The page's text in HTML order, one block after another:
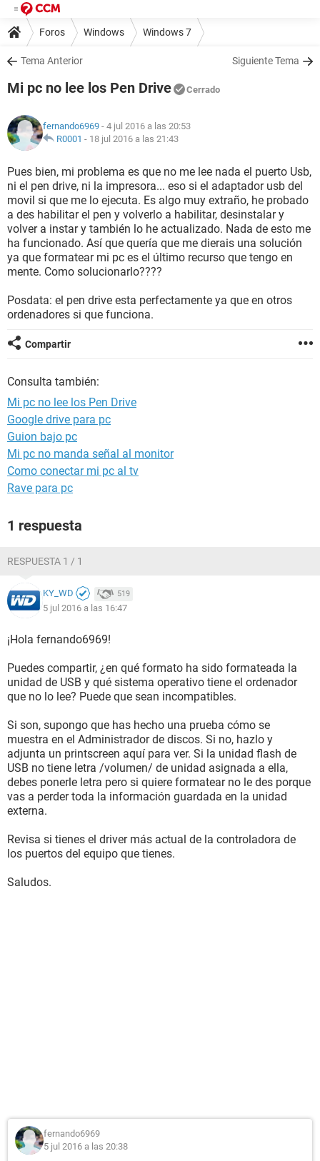
Foros Windows Windows 7
Tema Anterior Siguiente Tema
Mi pc no lee los Pen Drive Cerrado
fernando6969 - 4 jul 2016 a las 20:53
R0001 - 18 jul 2016 a las 21:43
Pues bien, mi problema es que no me lee nada el puerto Usb,
ni el pen drive, ni la impresora... eso si el adaptador usb del
movil si que me lo ejecuta. Es algo muy extraño, he probado
a des habilitar el pen y volverlo a habilitar, desinstalar y
volver a instar y también lo he actualizado. Nada de esto me
ha funcionado. Así que quería que me dierais una solución
ya que formatear mi pc es el último recurso que tengo en
mente. Como solucionarlo????
Posdata: el pen drive esta perfectamente ya que en otros
ordenadores si que funciona.
Compartir
Consulta también:
Mi pc no lee los Pen Drive
Google drive para pc
Guion bajo pc
Mi pc no manda señal al monitor
Como conectar mi pc al tv
Rave para pc
1 respuesta
RESPUESTA 1 / 1
KY_WD 519
5 jul 2016 a las 16:47
¡Hola fernando6969!
Puedes compartir, ¿en qué formato ha sido formateada la
unidad de USB y qué sistema operativo tiene el ordenador
que no lo lee? Puede que sean incompatibles.
Si son, supongo que has hecho una prueba cómo se
muestra en el Administrador de discos. Si no, hazlo y
adjunta un printscreen aquí para ver. Si la unidad flash de
USB no tiene letra /volumen/ de unidad asignada a ella,
debes ponerle letra pero si quiere formatear no le des porque
vas a perder toda la información guardada en la unidad
externa.
Revisa si tienes el driver más actual de la controladora de
los puertos del equipo que tienes.
Saludos.
fernando6969
5 jul 2016 a las 20:38